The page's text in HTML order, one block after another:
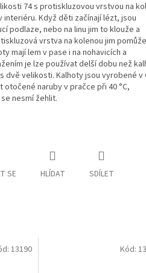
74 s protiskluzovou vrstvou na
interiéru. Když děti začínají lézt, jsou
podlaze, nebo na linu jim to klouže a
vrstva na kolenou jim pomůže
mají lem v pase i na nohavicích a
je lze používat delší dobu než
dvě velikosti. Kalhoty jsou vyrobené v
otočené naruby v pračce při 40 °C,
nesmí žehlit.
SE HLÍDAT SDÍLET
13190 Kód: